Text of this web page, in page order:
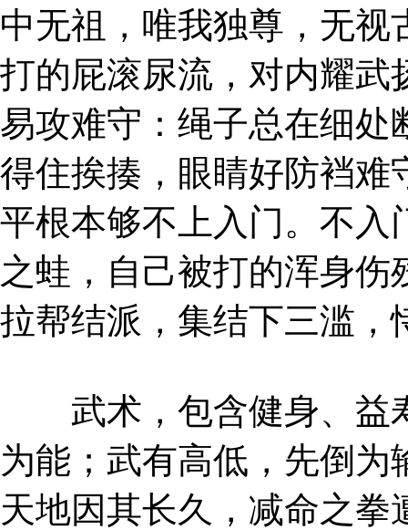
中无祖，唯我独尊，无
打的屁滚尿流，对内耀武
易攻难守：绳子总在细处
得住挨揍，眼睛好防裆难
平根本够不上入门。不入
之蛙，自己被打的浑身
拉帮结派，集结下三滥，
武术，包含健身、益
为能；武有高低，先倒
天地因其长久，减命之